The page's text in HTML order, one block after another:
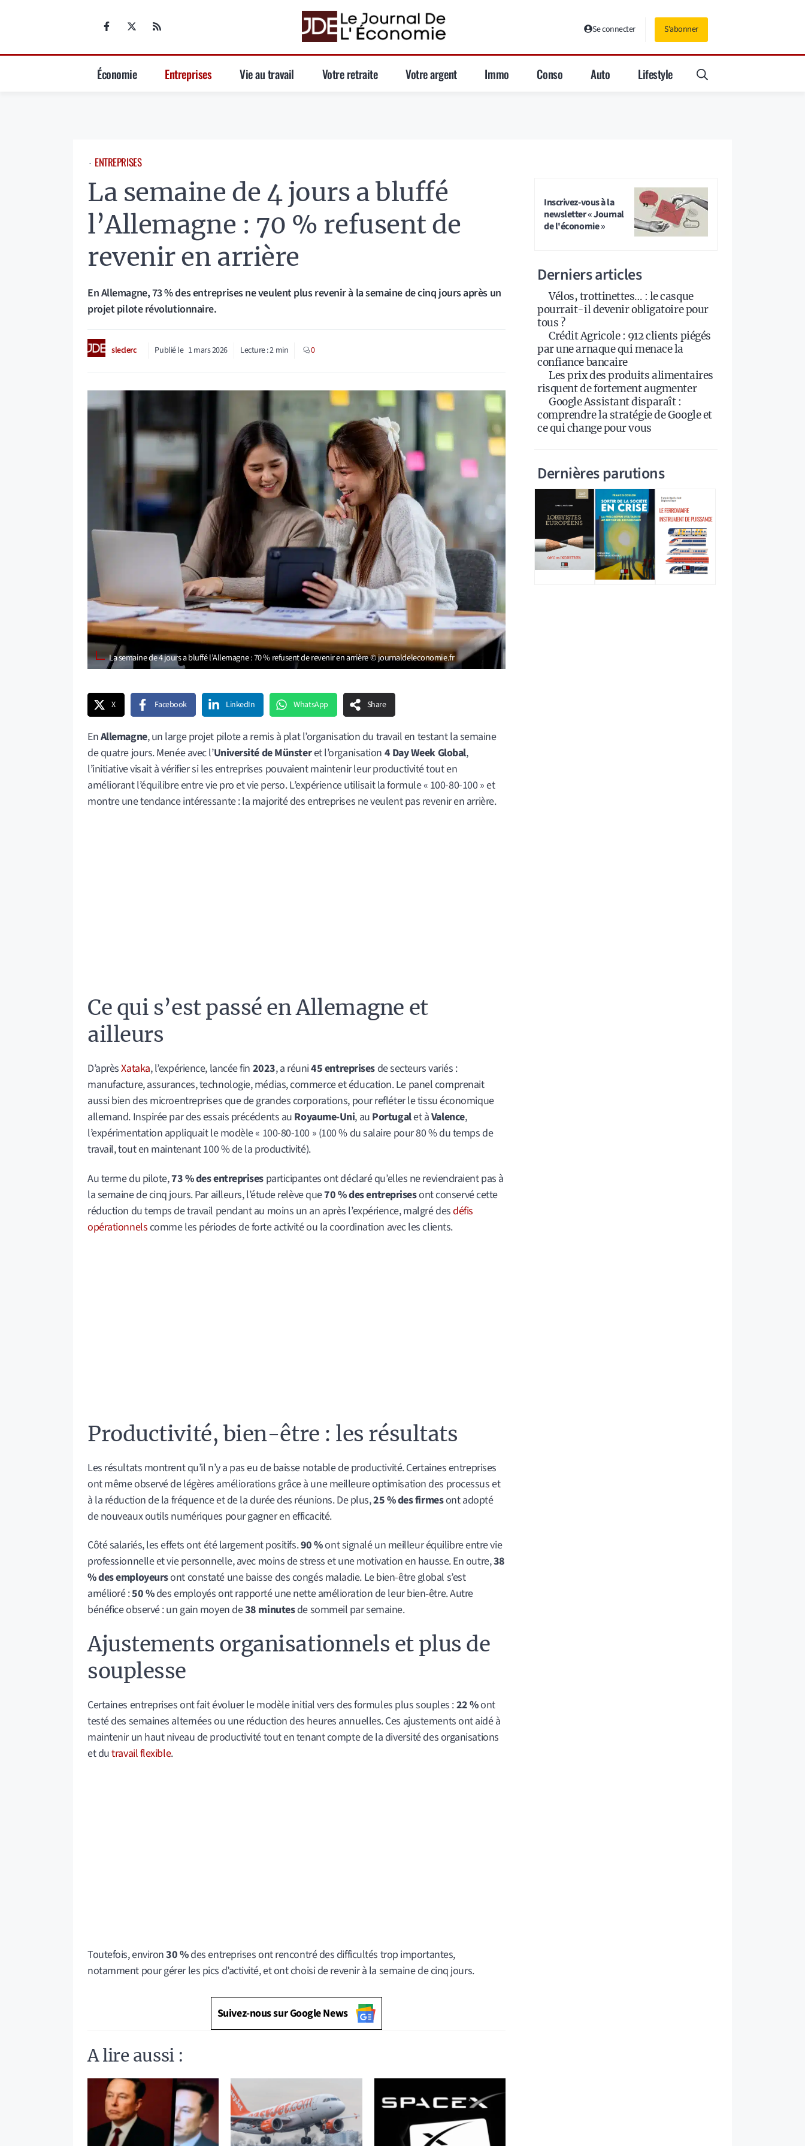
Se connecter S'abonner
Économie Entreprises Vie au travail Votre retraite Votre argent Immo Conso Auto Lifestyle
⋅ ENTREPRISES
La semaine de 4 jours a bluffé
l’Allemagne : 70 % refusent de
revenir en arrière
En Allemagne, 73 % des entreprises ne veulent plus revenir à la semaine de cinq jours après un
projet pilote révolutionnaire.
sleclerc Publié le 1 mars 2026 Lecture :2 min 0
La semaine de 4 jours a bluffé l’Allemagne : 70 % refusent de revenir en arrière © journaldeleconomie.fr
X Facebook LinkedIn WhatsApp Share
EnAllemagne, un large projet pilote a remis à plat l’organisation du travail en testant la semaine
de quatre jours. Menée avec l’Université de Münsteret l’organisation 4 Day Week Global,
l’initiative visait à vérifier si les entreprises pouvaient maintenir leur productivité tout en
améliorant l’équilibre entre vie pro et vie perso. L’expérience utilisait la formule « 100-80-100 » et
montre une tendance intéressante : la majorité des entreprises ne veulent pas revenir en arrière.
Ce qui s’est passé en Allemagne et
ailleurs
D’aprèsXataka, l’expérience, lancée fin 2023, a réuni45 entreprisesde secteurs variés :
manufacture, assurances, technologie, médias, commerce et éducation. Le panel comprenait
aussi bien des microentreprises que de grandes corporations, pour refléter le tissu économique
allemand. Inspirée par des essais précédents au Royaume-Uni, au Portugalet àValence,
l’expérimentation appliquait le modèle « 100-80-100 » (100 % du salaire pour 80 % du temps de
travail, tout en maintenant 100 % de la productivité).
Au terme du pilote,73 % des entreprises participantes ont déclaré qu’elles ne reviendraient pas à
la semaine de cinq jours. Par ailleurs, l’étude relève que70 % des entreprisesont conservé cette
réduction du temps de travail pendant au moins un an après l’expérience, malgré desdéfis
opérationnelscomme les périodes de forte activité ou la coordination avec les clients.
Productivité, bien-être : les résultats
Les résultats montrent qu’il n’y a pas eu de baisse notable de productivité. Certaines entreprises
ont même observé de légères améliorations grâce à une meilleure optimisation des processus et
à la réduction de la fréquence et de la durée des réunions. De plus,25 % des firmesont adopté
de nouveaux outils numériques pour gagner en efficacité.
Côté salariés, les effets ont été largement positifs.90 %ont signalé un meilleur équilibre entre vie
professionnelle et vie personnelle, avec moins de stress et une motivation en hausse. En outre,38
% des employeursont constaté une baisse des congés maladie. Le bien-être global s’est
amélioré :50 %des employés ont rapporté une nette amélioration de leur bien‑être. Autre
bénéfice observé : un gain moyen de38 minutesde sommeil par semaine.
Ajustements organisationnels et plus de
souplesse
Certaines entreprises ont fait évoluer le modèle initial vers des formules plus souples :22 %ont
testé des semaines alternées ou une réduction des heures annuelles. Ces ajustements ont aidé à
maintenir un haut niveau de productivité tout en tenant compte de la diversité des organisations
et dutravail flexible.
Toutefois, environ30 %des entreprises ont rencontré des difficultés trop importantes,
notamment pour gérer les pics d’activité, et ont choisi de revenir à la semaine de cinq jours.
Suivez-nous sur Google News
A lire aussi :
Inscrivez-vous à la
newsletter « Journal
de l'économie »
Derniers articles
Vélos, trottinettes… : le casque
pourrait-il devenir obligatoire pour
tous ?
Crédit Agricole : 912 clients piégés
par une arnaque qui menace la
confiance bancaire
Les prix des produits alimentaires
risquent de fortement augmenter
Google Assistant disparaît :
comprendre la stratégie de Google et
ce qui change pour vous
Dernières parutions